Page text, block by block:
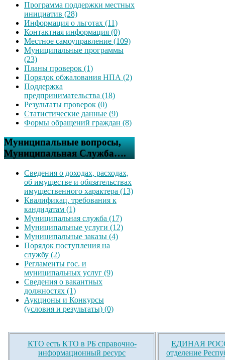
Программа поддержки местных
инициатив (28)
Информация о льготах (11)
Контактная информация (0)
Местное самоуправление (109)
Муниципальные программы
(23)
Планы проверок (1)
Порядок обжалования НПА (2)
Поддержка
предпринимательства (18)
Результаты проверок (0)
Статистические данные (9)
Формы обращений граждан (8)
Муниципальные вопросы,
Муниципальная Служба….
Сведения о доходах, расходах,
об имуществе и обязательствах
имущественного характера (13)
Квалификац. требования к
кандидатам (1)
Муниципальная служба (17)
Муниципальные услуги (12)
Муниципальные заказы (4)
Порядок поступления на
службу (2)
Регламенты гос. и
муниципальных услуг (9)
Сведения о вакантных
должностях (1)
Аукционы и Конкурсы
(условия и результаты) (0)
КТО есть КТО в РБ справочно-
информационный ресурс
ЕДИНАЯ
отделение